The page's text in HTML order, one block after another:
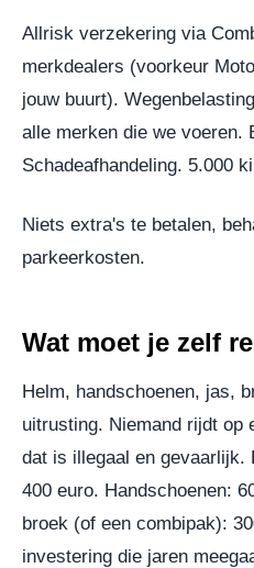
Allrisk verzekering via
merkdealers (voorkeur
jouw buurt).
alle merken die we voeren.
Schadeafhandeling. 5.000
Niets extra's te betalen,
parkeerkosten.
Wat moet je zelf
Helm, handschoenen, jas,
uitrusting. Niemand rijdt op
dat is illegaal en gevaarlijk.
400 euro. Handschoenen:
broek (of een combipak):
investering die jaren